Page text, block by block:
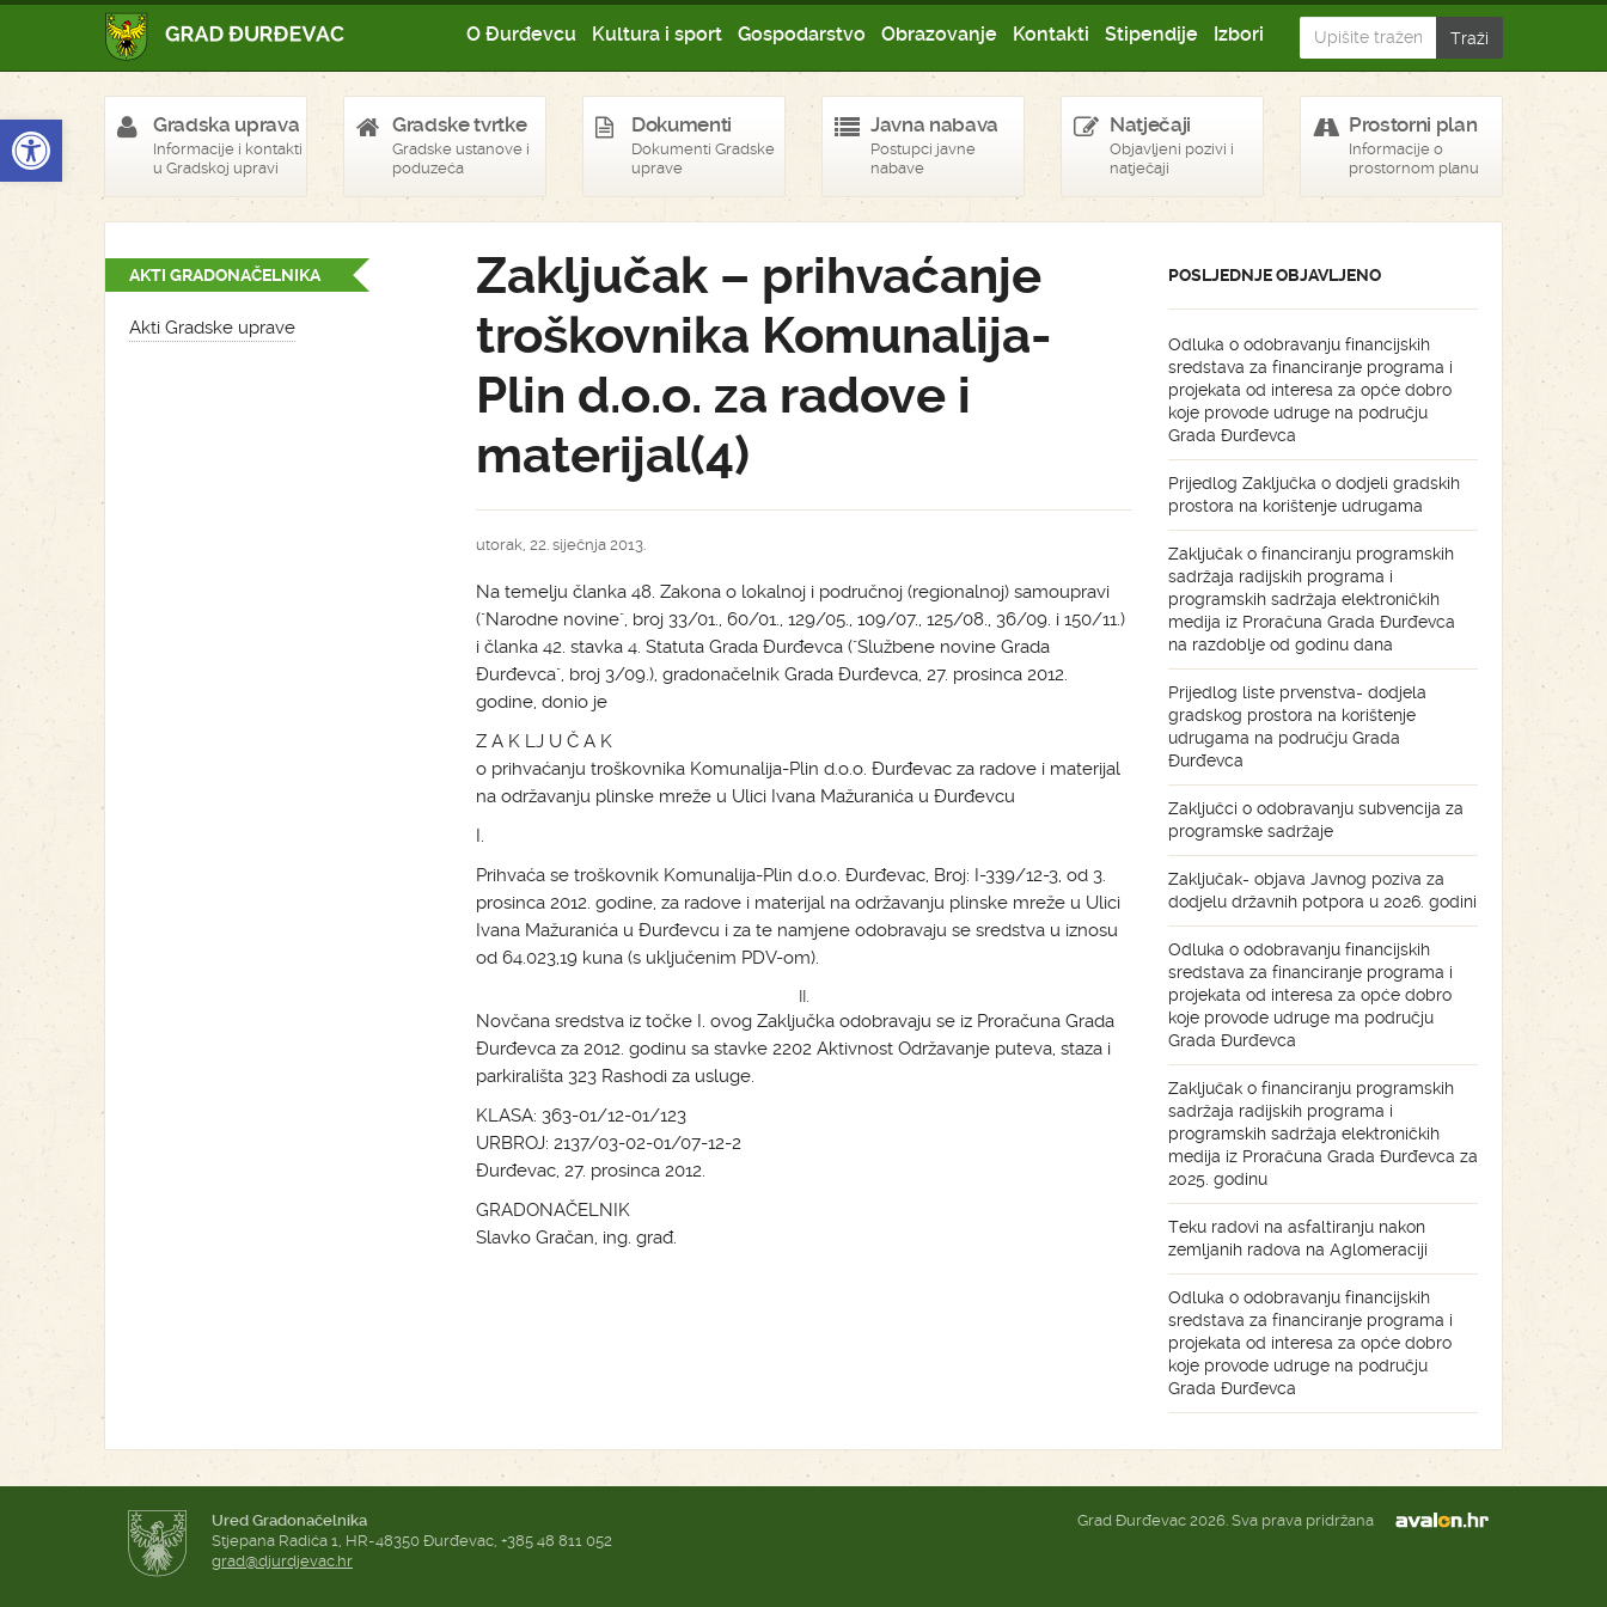
Open toolbar
O Đurđevcu Kultura i sport Gospodarstvo Obrazovanje Kontakti Stipendije Izbori
Gradska uprava
Informacije i kontakti
u Gradskoj upravi
Gradske tvrtke
Gradske ustanove i
poduzeća
Dokumenti
Dokumenti Gradske
uprave
Javna nabava
Postupci javne
nabave
Natječaji
Objavljeni pozivi i
natječaji
Prostorni plan
Informacije o
prostornom planu
AKTI GRADONAČELNIKA
Akti Gradske uprave
Zaključak – prihvaćanje
troškovnika Komunalija-
Plin d.o.o. za radove i
materijal(4)
utorak, 22. siječnja 2013.
Na temelju članka 48. Zakona o lokalnoj i područnoj (regionalnoj) samoupravi
("Narodne novine", broj 33/01., 60/01., 129/05., 109/07., 125/08., 36/09. i 150/11.)
i članka 42. stavka 4. Statuta Grada Đurđevca ("Službene novine Grada
Đurđevca", broj 3/09.), gradonačelnik Grada Đurđevca, 27. prosinca 2012.
godine, donio je
Z A K LJ U Č A K
o prihvaćanju troškovnika Komunalija-Plin d.o.o. Đurđevac za radove i materijal
na održavanju plinske mreže u Ulici Ivana Mažuranića u Đurđevcu
I.
Prihvaća se troškovnik Komunalija-Plin d.o.o. Đurđevac, Broj: I-339/12-3, od 3.
prosinca 2012. godine, za radove i materijal na održavanju plinske mreže u Ulici
Ivana Mažuranića u Đurđevcu i za te namjene odobravaju se sredstva u iznosu
od 64.023,19 kuna (s uključenim PDV-om).
II.
Novčana sredstva iz točke I. ovog Zaključka odobravaju se iz Proračuna Grada
Đurđevca za 2012. godinu sa stavke 2202 Aktivnost Održavanje puteva, staza i
parkirališta 323 Rashodi za usluge.
KLASA: 363-01/12-01/123
URBROJ: 2137/03-02-01/07-12-2
Đurđevac, 27. prosinca 2012.
GRADONAČELNIK
Slavko Gračan, ing. građ.
POSLJEDNJE OBJAVLJENO
Odluka o odobravanju financijskih
sredstava za financiranje programa i
projekata od interesa za opće dobro
koje provode udruge na području
Grada Đurđevca
Prijedlog Zaključka o dodjeli gradskih
prostora na korištenje udrugama
Zaključak o financiranju programskih
sadržaja radijskih programa i
programskih sadržaja elektroničkih
medija iz Proračuna Grada Đurđevca
na razdoblje od godinu dana
Prijedlog liste prvenstva- dodjela
gradskog prostora na korištenje
udrugama na području Grada
Đurđevca
Zaključci o odobravanju subvencija za
programske sadržaje
Zaključak- objava Javnog poziva za
dodjelu državnih potpora u 2026. godini
Odluka o odobravanju financijskih
sredstava za financiranje programa i
projekata od interesa za opće dobro
koje provode udruge ma području
Grada Đurđevca
Zaključak o financiranju programskih
sadržaja radijskih programa i
programskih sadržaja elektroničkih
medija iz Proračuna Grada Đurđevca za
2025. godinu
Teku radovi na asfaltiranju nakon
zemljanih radova na Aglomeraciji
Odluka o odobravanju financijskih
sredstava za financiranje programa i
projekata od interesa za opće dobro
koje provode udruge na području
Grada Đurđevca
Ured Gradonačelnika
Stjepana Radića 1, HR-48350 Đurđevac, +385 48 811 052
grad@djurdjevac.hr
Grad Đurđevac 2026. Sva prava pridržana